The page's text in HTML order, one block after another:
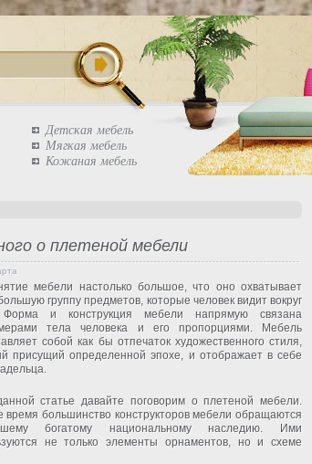
Детская мебель
Мягкая мебель
Кожаная мебель
о плетеной мебели
мебели настолько большое, что оно охватывает
группу предметов, которые человек видит вокруг
и конструкция мебели напрямую связана
тела человека и его пропорциями. Мебель
собой как бы отпечаток художественного стиля,
присущий определенной эпохе, и отображает в себе
статье давайте поговорим о плетеной мебели.
время большинство конструкторов мебели обращаются
богатому национальному наследию. Ими
не только элементы орнаментов, но и схеме